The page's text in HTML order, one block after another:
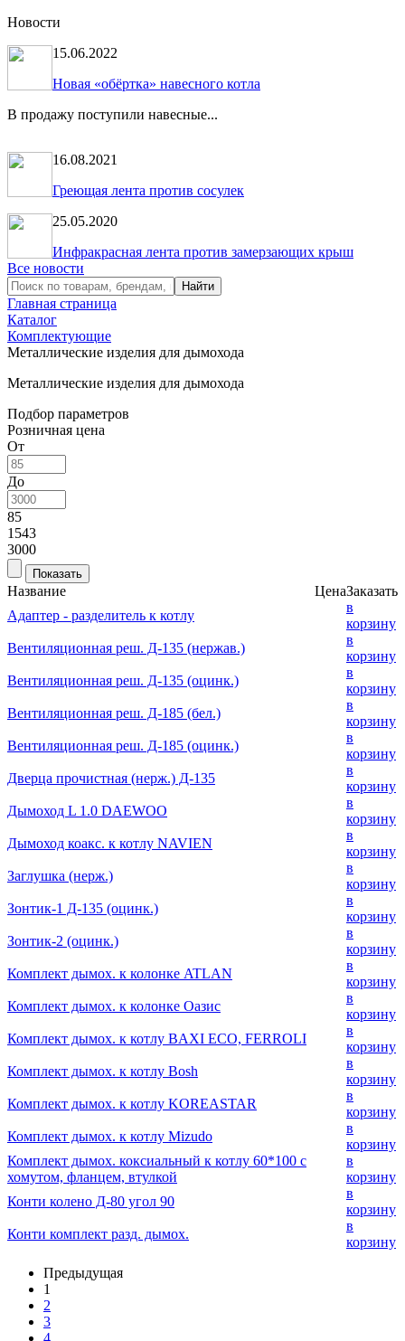
Новости
15.06.2022
Новая «обёртка» навесного котла
В продажу поступили навесные...
16.08.2021
Греющая лента против сосулек
25.05.2020
Инфракрасная лента против замерзающих крыш
Все новости
Главная страница
Каталог
Комплектующие
Металлические изделия для дымохода
Металлические изделия для дымохода
Подбор параметров
Розничная цена
От
До
85
1543
3000
Название ЦенаЗаказать
Адаптер - разделитель к котлу
в
корзину
Вентиляционная реш. Д-135 (нержав.)
в
корзину
Вентиляционная реш. Д-135 (оцинк.)
в
корзину
Вентиляционная реш. Д-185 (бел.)
в
корзину
Вентиляционная реш. Д-185 (оцинк.)
в
корзину
Дверца прочистная (нерж.) Д-135
в
корзину
Дымоход L 1.0 DAEWOO
в
корзину
Дымоход коакс. к котлу NAVIEN
в
корзину
Заглушка (нерж.)
в
корзину
Зонтик-1 Д-135 (оцинк.)
в
корзину
Зонтик-2 (оцинк.)
в
корзину
Комплект дымох. к колонке ATLAN
в
корзину
Комплект дымох. к колонке Оазис
в
корзину
Комплект дымох. к котлу BAXI ECO, FERROLI
в
корзину
Комплект дымох. к котлу Bosh
в
корзину
Комплект дымох. к котлу KOREASTAR
в
корзину
Комплект дымох. к котлу Mizudo
в
корзину
Комплект дымох. коксиальный к котлу 60*100 с
хомутом, фланцем, втулкой
в
корзину
Конти колено Д-80 угол 90
в
корзину
Конти комплект разд. дымох.
в
корзину
Предыдущая
1
2
3
4